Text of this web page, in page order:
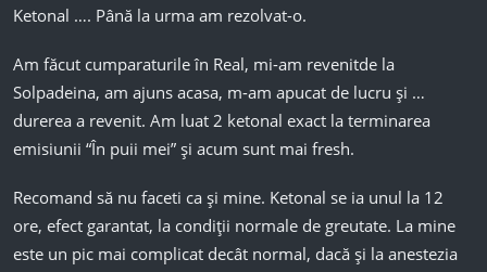
Ketonal …. Până la urma am rezolvat-o.
Am făcut cumparaturile în Real, mi-am revenitde la
Solpadeina, am ajuns acasa, m-am apucat de lucru și …
durerea a revenit. Am luat 2 ketonal exact la terminarea
emisiunii “În puii mei” și acum sunt mai fresh.
Recomand să nu faceti ca și mine. Ketonal se ia unul la 12
ore, efect garantat, la condiții normale de greutate. La mine
este un pic mai complicat decât normal, dacă și la anestezia